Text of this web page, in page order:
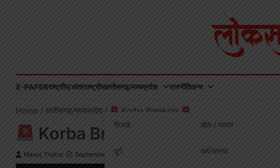
E-PAPERराष्ट्रीय/अंतरराष्ट्रीयछत्तीसगढ़/मध्यप्रदेश
भिलाई
दुर्ग
राजनीतिअन्य
खेल / व्यापार
धर्म/आस्था
Home छत्तीसगढ़/मध्यप्रदेश Korba Breaking
Korba Breaking
Manoj Thakur September 24, 2025